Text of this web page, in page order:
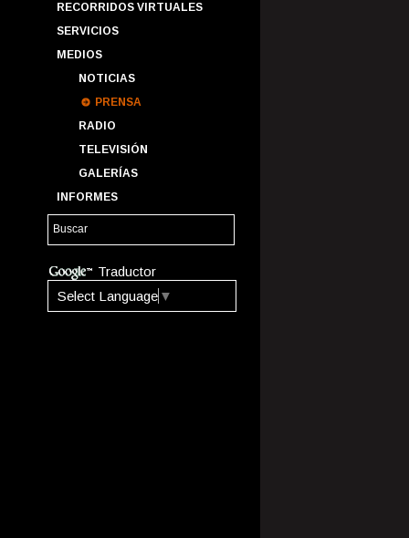
RECORRIDOS VIRTUALES
SERVICIOS
MEDIOS
NOTICIAS
PRENSA
RADIO
TELEVISIÓN
GALERÍAS
INFORMES
Traductor
Select Language ▼